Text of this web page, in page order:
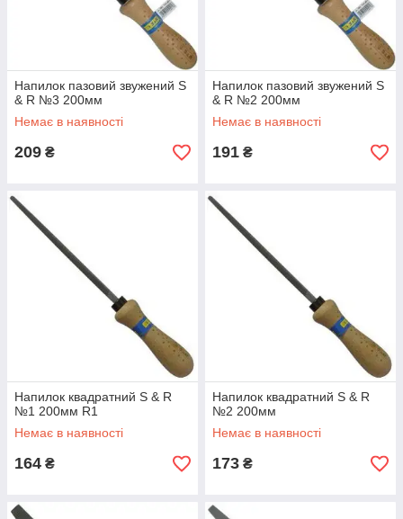
Напилок пазовий звужений S
& R №3 200мм
Немає в наявності
209 ₴
Напилок пазовий звужений S
& R №2 200мм
Немає в наявності
191 ₴
Напилок квадратний S & R
№1 200мм R1
Немає в наявності
164 ₴
Напилок квадратний S & R
№2 200мм
Немає в наявності
173 ₴